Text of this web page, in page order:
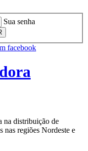
Sua senha
facebook
na distribuição de
nas regiões Nordeste e